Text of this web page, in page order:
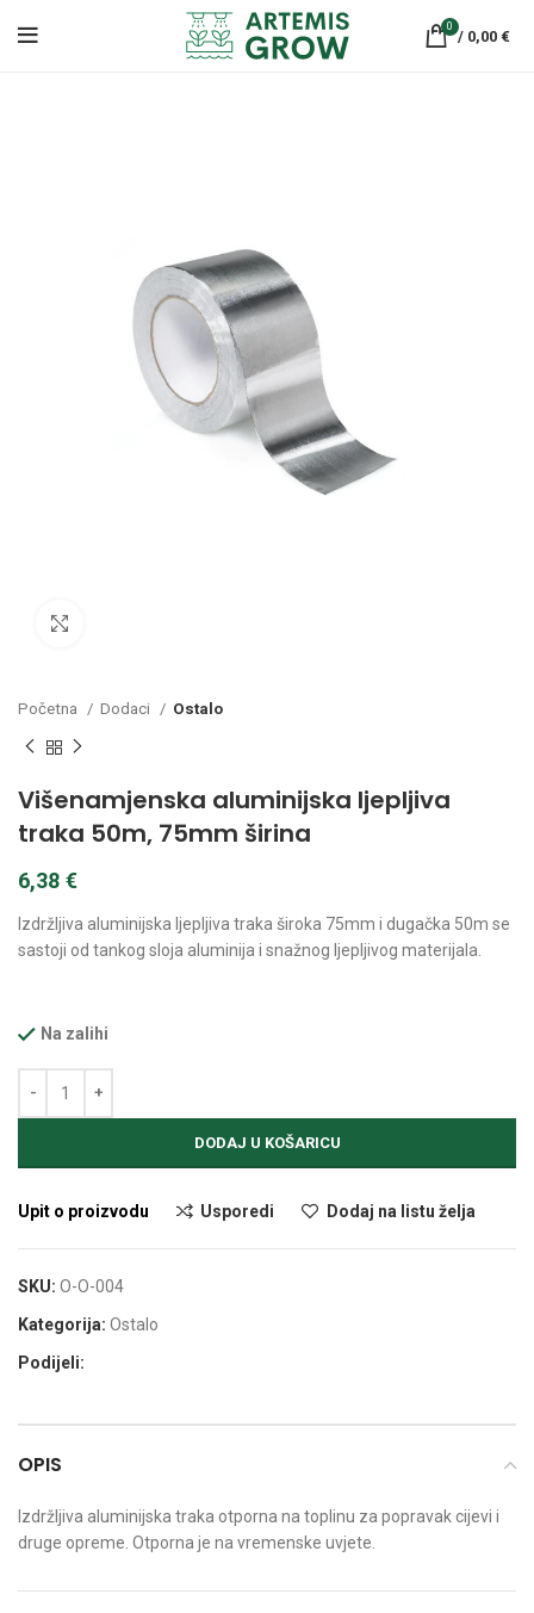
0
/ 0,00 €
Početna Dodaci Ostalo
Višenamjenska aluminijska ljepljiva
traka 50m, 75mm širina
6,38 €
Izdržljiva aluminijska ljepljiva traka široka 75mm i dugačka 50m se
sastoji od tankog sloja aluminija i snažnog ljepljivog materijala.
Na zalihi
DODAJ U KOŠARICU
Upit o proizvodu Usporedi Dodaj na listu želja
SKU: O-O-004
Kategorija: Ostalo
Podijeli:
OPIS
Izdržljiva aluminijska traka otporna na toplinu za popravak cijevi i
druge opreme. Otporna je na vremenske uvjete.